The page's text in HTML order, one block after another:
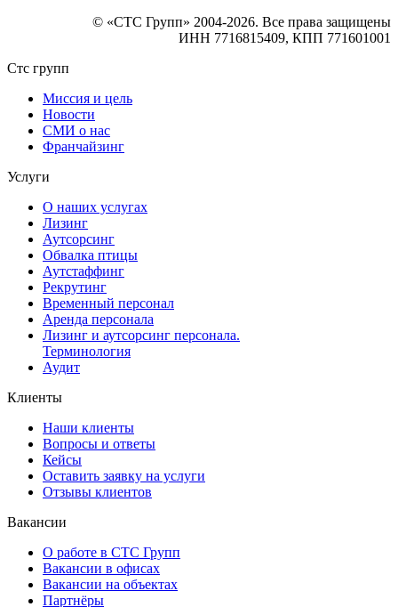
© «СТС Групп» 2004-2026. Все права защищены
ИНН 7716815409, КПП 771601001
Стс групп
Миссия и цель
Новости
СМИ о нас
Франчайзинг
Услуги
О наших услугах
Лизинг
Аутсорсинг
Обвалка птицы
Аутстаффинг
Рекрутинг
Временный персонал
Аренда персонала
Лизинг и аутсорсинг персонала.
Терминология
Аудит
Клиенты
Наши клиенты
Вопросы и ответы
Кейсы
Оставить заявку на услуги
Отзывы клиентов
Вакансии
О работе в СТС Групп
Вакансии в офисах
Вакансии на объектах
Партнёры